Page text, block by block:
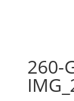
260-